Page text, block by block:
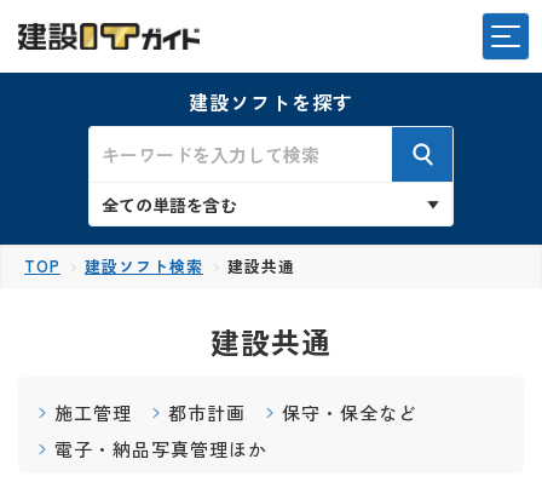
建設ソフトを探す
TOP 建設ソフト検索 建設共通
建設共通
施工管理 都市計画
保守・保全など
電子・納品写真管理ほか